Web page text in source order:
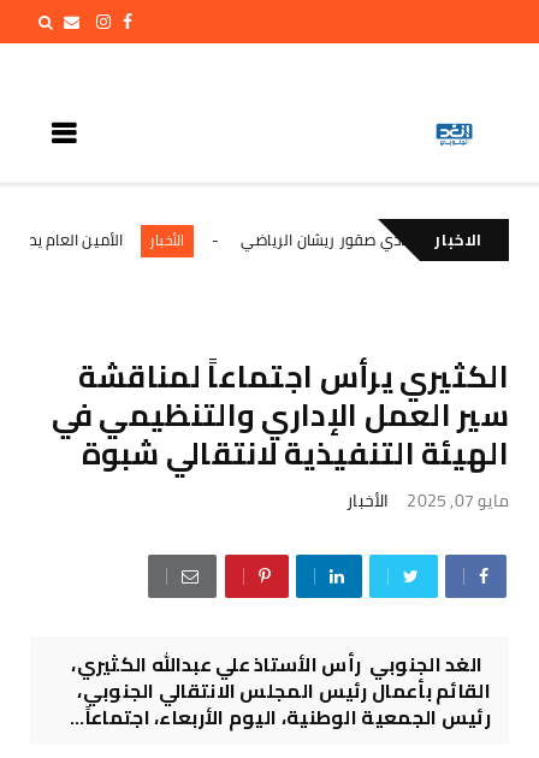
الاخبار
وإدارة نادي صقور ريشان الرياضي الأخبار الأمين العام يطلع على
الكثيري يرأس اجتماعاً لمناقشة
سير العمل الإداري والتنظيمي في
الهيئة التنفيذية لانتقالي شبوة
مايو 07, 2025 الأخبار
الغد الجنوبي رأس الأستاذ علي عبدالله الكثيري،
القائم بأعمال رئيس المجلس الانتقالي الجنوبي،
رئيس الجمعية الوطنية، اليوم الأربعاء، اجتماعاً...